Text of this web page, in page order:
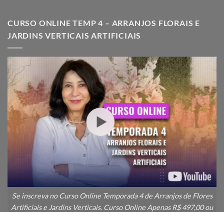
CURSO ONLINE TEMP 4 – ARRANJOS FLORAIS E
JARDINS VERTICAIS ARTIFICIAIS
Se inscreva no Curso Online Temporada 4 de Arranjos de Flores
Artificiais e Jardins Verticais. Curso Online Apenas R$ 497,00 ou